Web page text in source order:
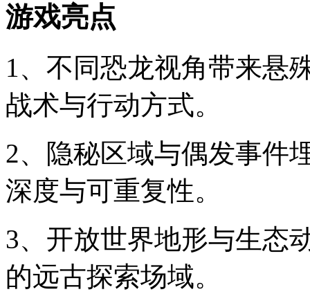
游戏亮点
1、不同恐龙视角带来悬
战术与行动方式。
2、隐秘区域与偶发事件
深度与可重复性。
3、开放世界地形与生态
的远古探索场域。